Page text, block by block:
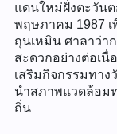
แดนใหม่ฝั่งตะวันต
พฤษภาคม 1987
ถุนเหมิน ศาลาว่า
สะดวกอย่างต่อเนื่
เสริมกิจกรรมทา
นำสภาพแวดล้อม
ถิ่น